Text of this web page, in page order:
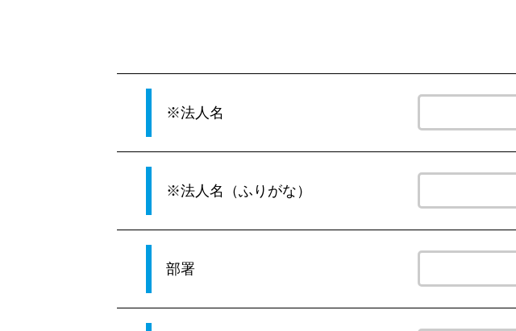
※法人名
※法人名（ふりがな）
部署